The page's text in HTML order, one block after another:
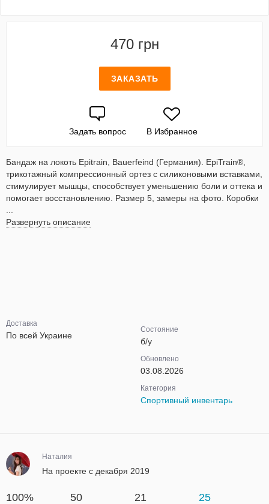
470 грн
ЗАКАЗАТЬ
Задать вопрос В Избранное
Бандаж на локоть Еpitrain, Bauerfeind (Германия). EpiTrain®,
трикотажный компрессионный ортез с силиконовыми вставками,
стимулирует мышцы, способствует уменьшению боли и оттека и
помогает восстановлению. Размер 5, замеры на фото. Коробки
Развернуть описание
Доставка
По всей Украине
Состояние
б/у
Обновлено
03.08.2026
Категория
Спортивный инвентарь
Наталия
На проекте с декабря 2019
100% 50 21 25